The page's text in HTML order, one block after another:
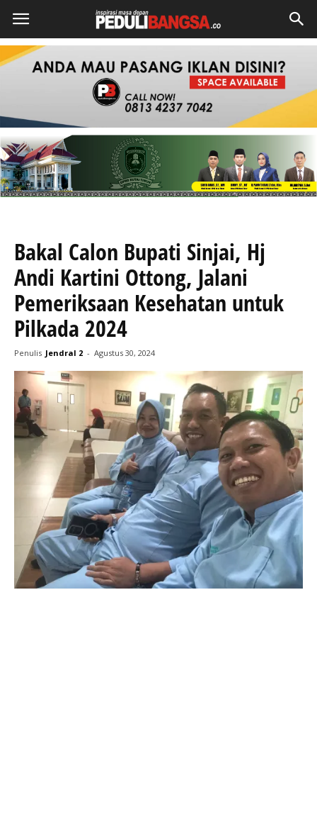
Bakal Calon Bupati Sinjai, Hj
Andi Kartini Ottong, Jalani
Pemeriksaan Kesehatan untuk
Pilkada 2024
Penulis Jendral 2 - Agustus 30, 2024